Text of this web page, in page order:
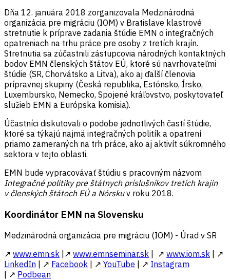
Dňa 12. januára 2018 zorganizovala Medzinárodná
organizácia pre migráciu (IOM) v Bratislave klastrové
stretnutie k príprave zadania štúdie EMN o integračných
opatreniach na trhu práce pre osoby z tretích krajín.
Stretnutia sa zúčastnili zástupcovia národných kontaktných
bodov EMN členských štátov EÚ, ktoré sú navrhovateľmi
štúdie (SR, Chorvátsko a Litva), ako aj ďalší členovia
prípravnej skupiny (Česká republika, Estónsko, Írsko,
Luxembursko, Nemecko, Spojené kráľovstvo, poskytovateľ
služieb EMN a Európska komisia).
Účastníci diskutovali o podobe jednotlivých častí štúdie,
ktoré sa týkajú najmä integračných politík a opatrení
priamo zameraných na trh práce, ako aj aktivít súkromného
sektora v tejto oblasti.
EMN bude vypracovávať štúdiu s pracovným názvom
Integračné politiky pre štátnych príslušníkov tretích krajín
v členských štátoch EÚ a Nórskuv roku 2018.
Koordinátor EMN na Slovensku
Medzinárodná organizácia pre migráciu (IOM) - Úrad v SR
↗ www.emn.sk |↗ www.emnseminar.sk | ↗ www.iom.sk | ↗
LinkedIn | ↗ Facebook | ↗ YouTube | ↗ Instagram
| ↗ Podbean